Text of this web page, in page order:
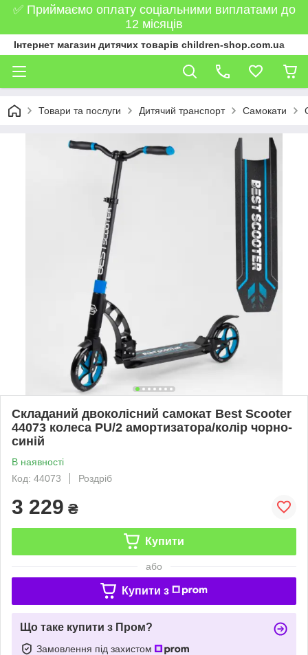
✅ Приймаємо оплату соціальними виплатами до
12 місяців
Інтернет магазин дитячих товарів children-shop.com.ua
Товари та послуги Дитячий транспорт Самокати
Складаний двоколісний самокат Best Scooter
44073 колеса PU/2 амортизатора/колір чорно-
синій
В наявності
Код: 44073
Роздріб
3 229 ₴
Купити
або
Купити з
Що таке купити з Пром?
Замовлення під захистом